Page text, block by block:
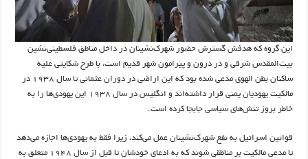
این گروه که هدفش گسترش حضور شهرک‌نشینان در داخل مناطق فلسطینی‌نشین
بیت‌المقدس شرقی و در درون و پیرامون شهر قدیم است، با طرح شکایتی علیه
ساکنان بطن الهوی مدعی شده بود که این اراضی در دوران عثمانی تا سال ۱۹۳۸ در
مالکیت یهودیان یمنی قرار داشته‌اند و انگلیس در سال ۱۹۳۸ این یهودی‌ها را به
خاطر بروز تنش‌های سیاسی جابجا کرده است.
قوانین اسرائیل به نفع شهرک‌نشینان عمل می‌کند، زیرا فقط به یهودی‌ها اجازه می‌دهد
تا مدعی مالکیت بر مناطقی شوند که به ادعای خودشان تا قبل از سال ۱۹۴۸ متعلق به